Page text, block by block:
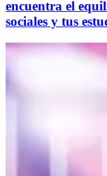
encuentra el
sociales y tus